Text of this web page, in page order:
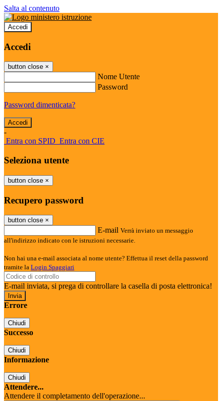
Salta al contenuto
Accedi
Accedi
button close ×
Nome Utente
Password
Password dimenticata?
-
Entra con SPID Entra con CIE
Seleziona utente
button close ×
Recupero password
button close ×
E-mail Verrà inviato un messaggio
all'indirizzo indicato con le istruzioni necessarie.
Non hai una e-mail associata al nome utente? Effettua il reset della password
tramite la Login Spaggiari
E-mail inviata, si prega di controllare la casella di posta elettronica!
Errore
Chiudi
Successo
Chiudi
Informazione
Chiudi
Attendere...
Attendere il completamento dell'operazione...